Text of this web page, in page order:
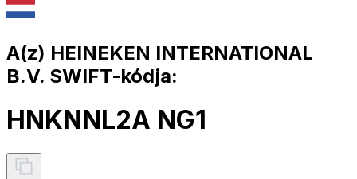
A(z) HEINEKEN INTERNATIONAL
B.V. SWIFT-kódja:
HNKNNL2A NG1